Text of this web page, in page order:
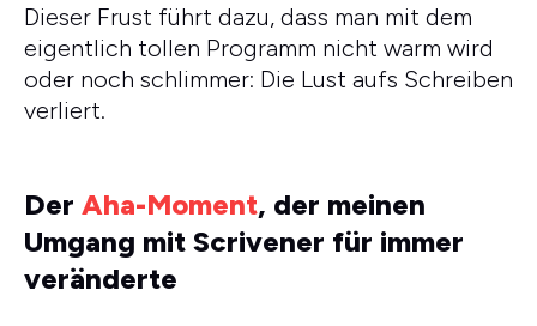
Dieser Frust führt dazu, dass man mit dem
eigentlich tollen Programm nicht warm wird
oder noch schlimmer: Die Lust aufs Schreiben
verliert.
Der Aha-Moment, der meinen
Umgang mit Scrivener für immer
veränderte